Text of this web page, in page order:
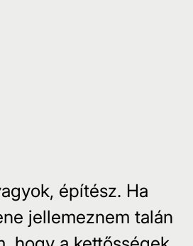
építész. Ha
jellemeznem talán